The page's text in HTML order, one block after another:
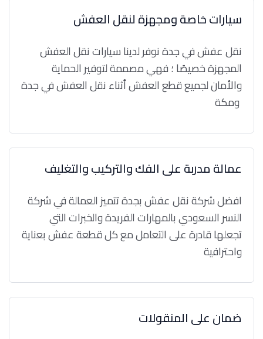
سيارات خاصة ومجهزة لنقل العفش
نقل عفش في جدة نوفر لدينا سيارات نقل العفش
المجهزة خصيصًا ؛ فهي مصممة لتوفير الحماية
والأمان لجميع قطع العفش أثناء نقل العفش في جدة
عمالة مدربة على الفك والتركيب والتغليف
افضل شركة نقل عفش بجدة تتميز العمالة في شركة
النسر السعودي بالمهارات الفريدة والخبرات التي
تجعلها قادرة على التعامل مع كل قطعة عفش بعناية
واحترافية
ضمان على المنقولات